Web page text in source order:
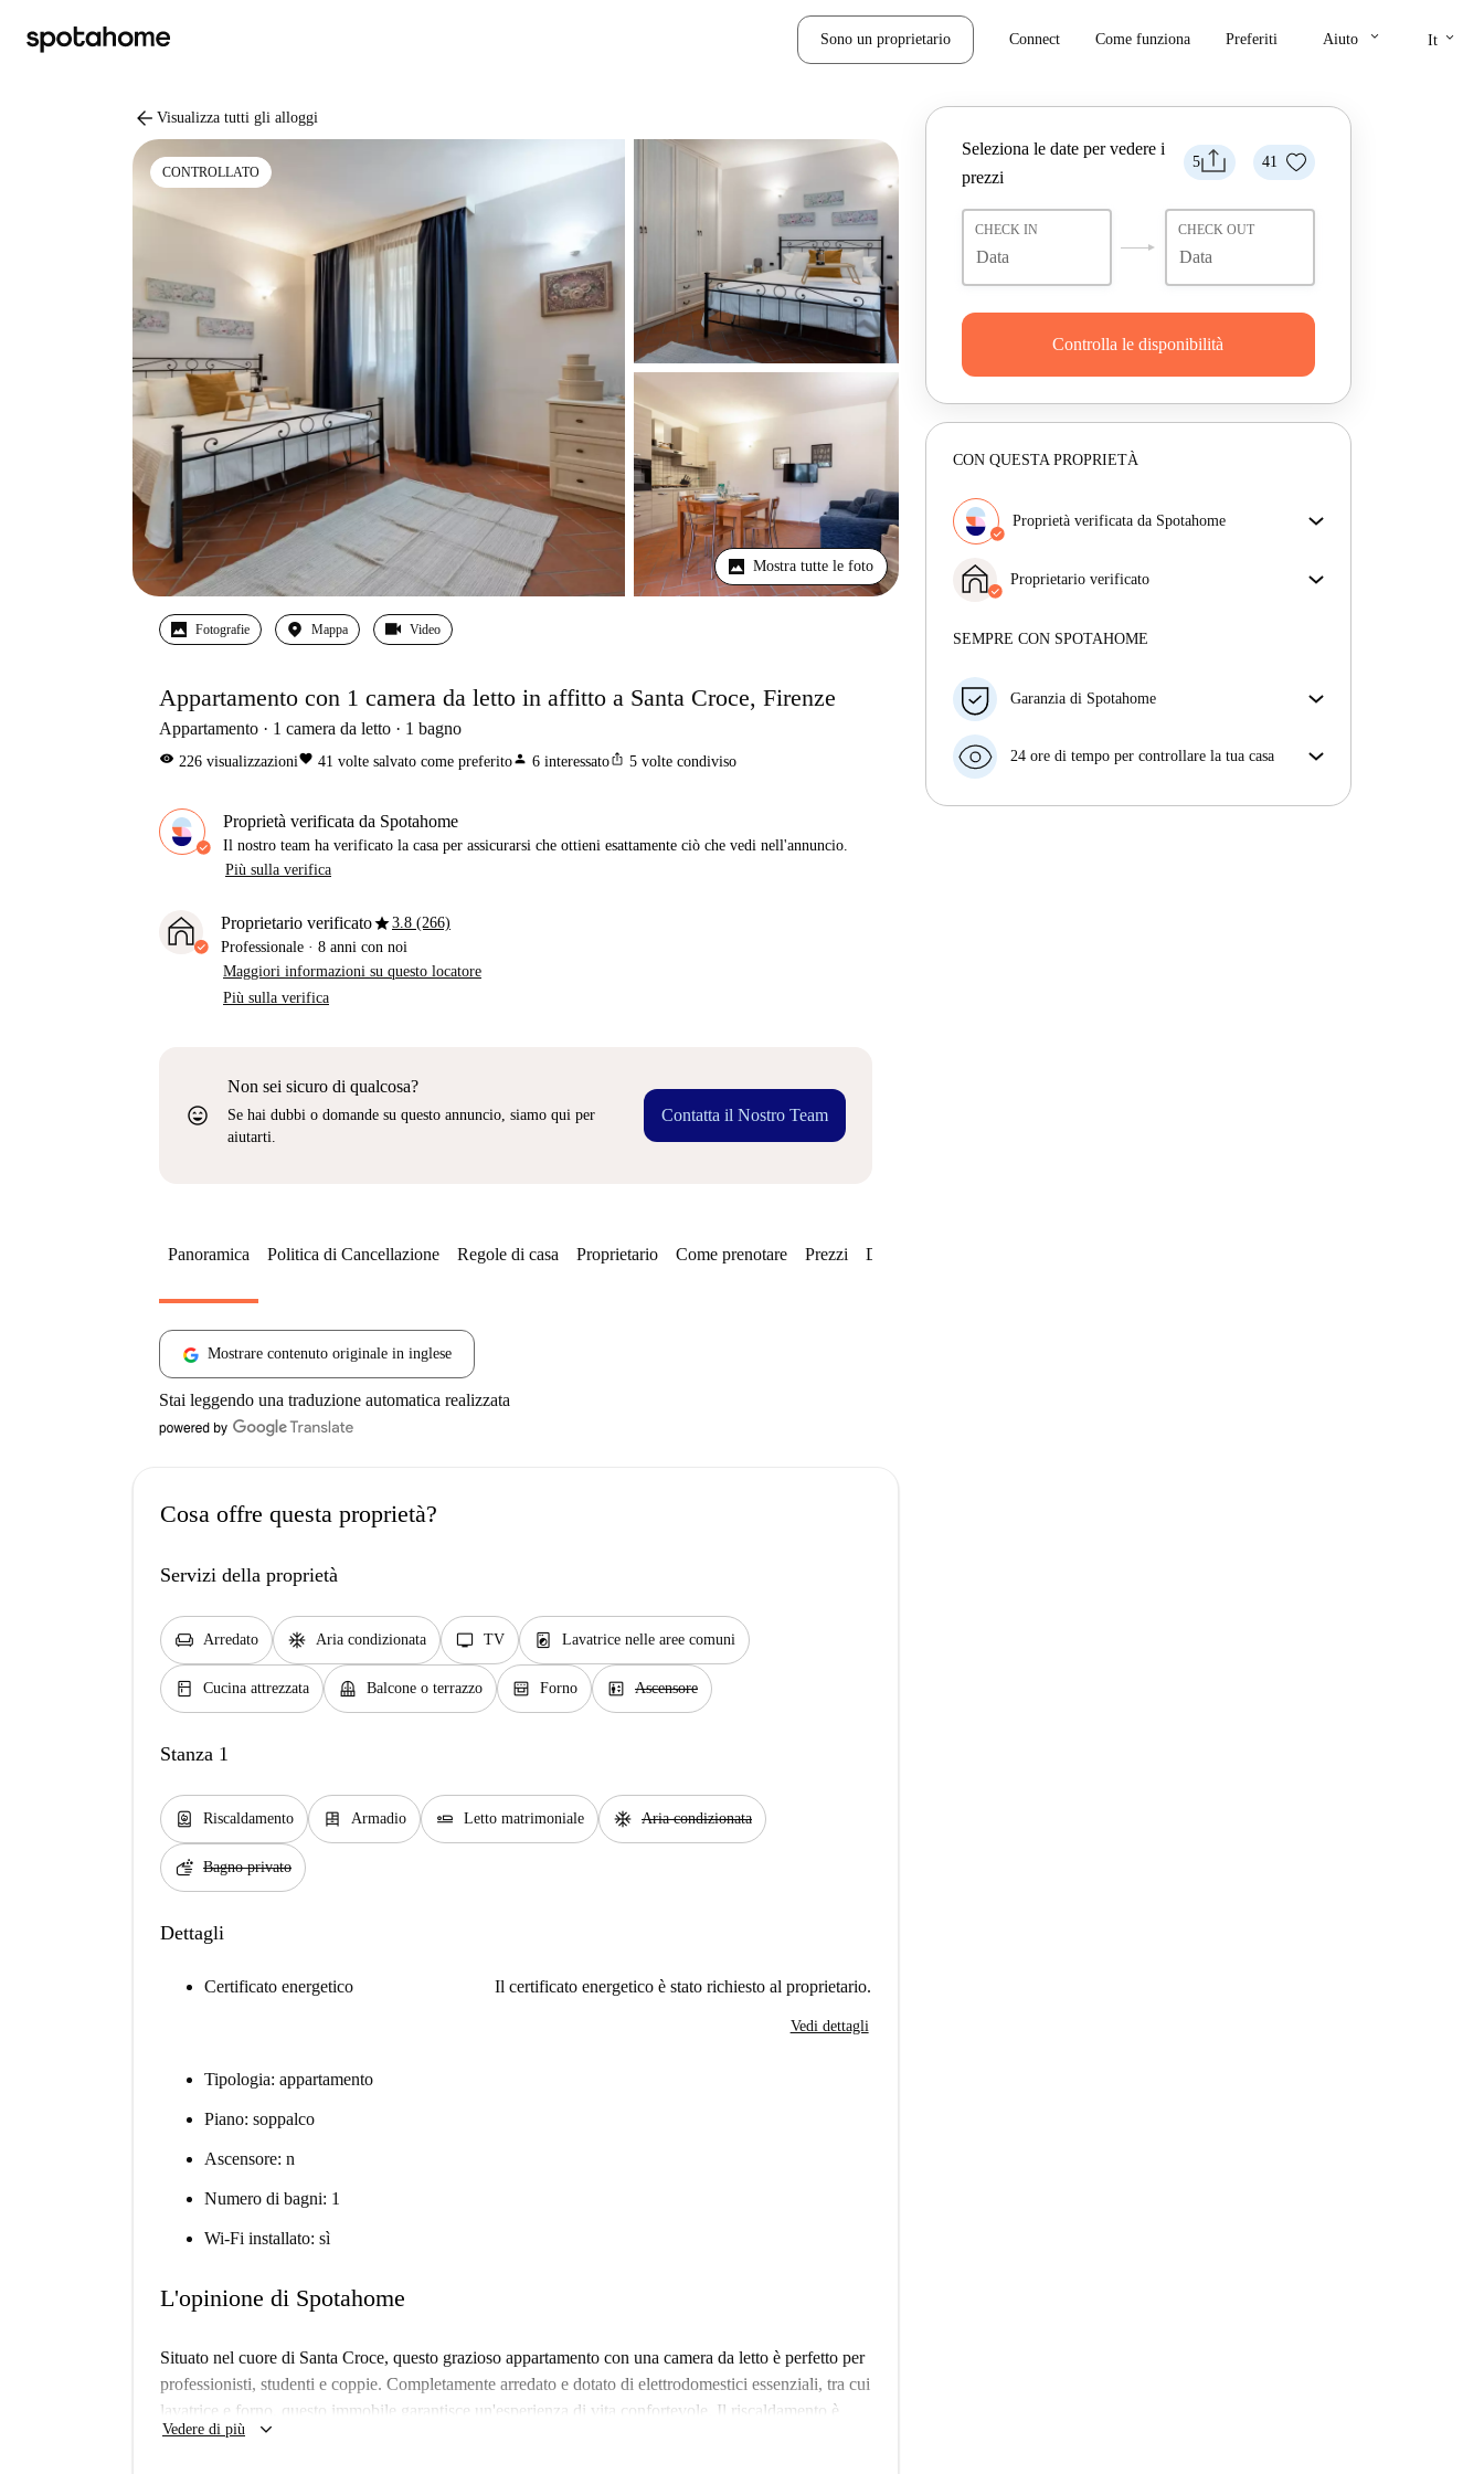
Sono un proprietario Connect Come funziona Preferiti Aiuto keyboard_arrow_down It keyboard_arrow_down
arrow_back Visualizza tutti gli alloggi
CONTROLLATO
Mostra tutte le foto
Fotografie Mappa Video
Appartamento con 1 camera da letto in affitto a Santa Croce, Firenze
Appartamento 1 camera da letto 1 bagno
visibility 226 visualizzazionifavorite 41 volte salvato come preferitoperson 6 interessatoios_share 5 volte condiviso
Proprietà verificata da Spotahome
Il nostro team ha verificato la casa per assicurarsi che ottieni esattamente ciò che vedi nell'annuncio.
Più sulla verifica
Proprietario verificatostar3.8 (266)
Professionale · 8 anni con noi
Maggiori informazioni su questo locatore
Più sulla verifica
sentiment_very_satisfied
Non sei sicuro di qualcosa?
Se hai dubbi o domande su questo annuncio, siamo qui per
aiutarti.
Contatta il Nostro Team
5 41
Seleziona le date per vedere i
prezzi
CHECK IN CHECK OUT
Controlla le disponibilità
CON QUESTA PROPRIETÀ
Proprietà verificata da Spotahome
ottieni esattamente ciò che vedi nell'annuncio.
Più sulla verifica
Proprietario verificato
Maggiori informazioni su questo locatore
SEMPRE CON SPOTAHOME
Garanzia di Spotahome
con breve preavviso, noi A) ti pagheremo un hotel e
B) ti rimborseremo totalmente
24 ore di tempo per controllare la tua casa
Panoramica Politica di Cancellazione Regole di casa Proprietario Come prenotare Prezzi Disponibilità
Mostrare contenuto originale in inglese
Stai leggendo una traduzione automatica realizzata
Cosa offre questa proprietà?
Servizi della proprietà
chair Arredato ac_unit Aria condizionata tv TV local_laundry_service Lavatrice nelle aree comuni
kitchen Cucina attrezzata balcony Balcone o terrazzo oven_gen Forno elevator Ascensore
Stanza 1
water_heater Riscaldamento dresser Armadio airline_seat_flat Letto matrimoniale ac_unit Aria condizionata
soap Bagno privato
Dettagli
Certificato energetico Il certificato energetico è stato richiesto al proprietario.
Vedi dettagli
Tipologia: appartamento
Piano: soppalco
Ascensore: n
Numero di bagni: 1
Wi-Fi installato: sì
L'opinione di Spotahome
Situato nel cuore di Santa Croce, questo grazioso appartamento con una camera da letto è perfetto per
professionisti, studenti e coppie. Completamente arredato e dotato di elettrodomestici essenziali, tra cui
lavatrice e forno, questo immobile garantisce un'esperienza di vita confortevole. Il riscaldamento è
incluso nell'affitto, mentre le utenze come elettricità, acqua, gas e Wi-Fi vengono pagate al proprietario
Vedere di più keyboard_arrow_down